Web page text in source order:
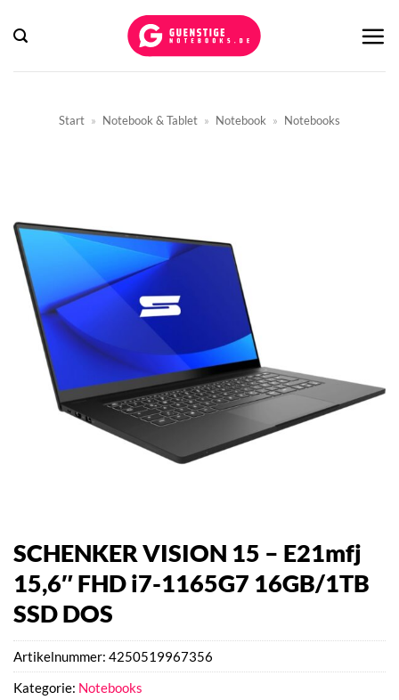
Inhalt
Start » Notebook & Tablet » Notebook » Notebooks
SCHENKER VISION 15 – E21mfj
15,6″ FHD i7-1165G7 16GB/1TB
SSD DOS
Artikelnummer: 4250519967356
Kategorie: Notebooks